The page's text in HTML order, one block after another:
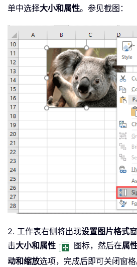
单中选择大小和属性。参见截图：
2. 工作表右侧将出现设置图片格式
击大小和属性 图标，然后在属
动和缩放选项，完成后即可关闭窗格